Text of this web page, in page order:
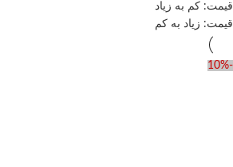
قیمت: کم به زیاد
قیمت: زیاد به کم
-10%